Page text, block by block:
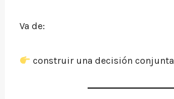
Va de:
construir una decisión conjunta